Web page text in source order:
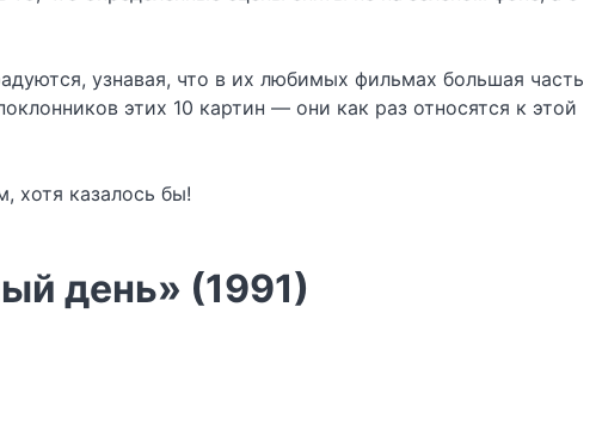
узнавая, что в их любимых фильмах большая часть
этих 10 картин — они как раз относятся к этой
хотя казалось бы!
день» (1991)